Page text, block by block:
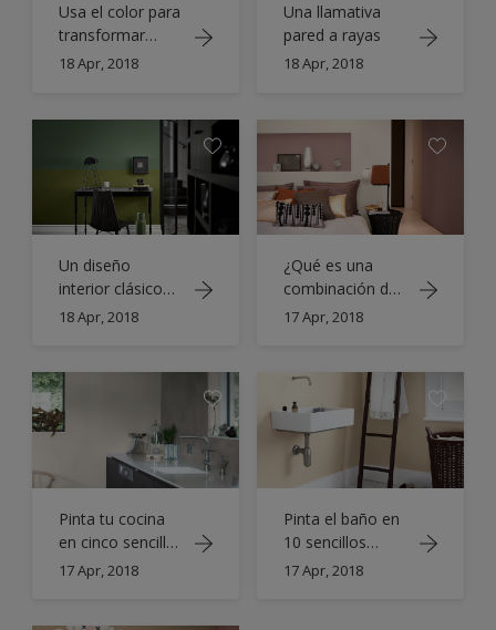
Usa el color para
transformar
muebles
18 Apr, 2018
Una llamativa
pared a rayas
18 Apr, 2018
Un diseño
interior clásico
con cinco
18 Apr, 2018
¿Qué es una
combinación de
colores neutros?
17 Apr, 2018
Pinta tu cocina
en cinco sencillos
pasos
17 Apr, 2018
Pinta el baño en
10 sencillos
pasos
17 Apr, 2018